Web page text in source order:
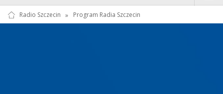
Radio Szczecin » Program Radia Szczecin